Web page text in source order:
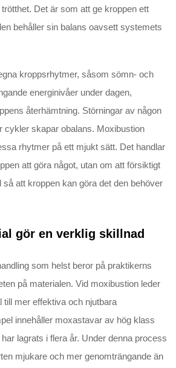
Det är som att ge kroppen ett
behåller sin balans oavsett systemets
kroppsrhytmer, såsom sömn- och
energinivåer under dagen,
återhämtning. Störningar av någon
cykler skapar obalans. Moxibustion
rhytmer på ett mjukt sätt. Det handlar
att göra något, utan om att försiktigt
att kroppen kan göra det den behöver
gör en verklig skillnad
som helst beror på praktikerns
på materialen. Vid moxibustion leder
till mer effektiva och njutbara
innehåller moxastavar av hög klass
lagrats i flera år. Under denna process
mjukare och mer genomträngande än